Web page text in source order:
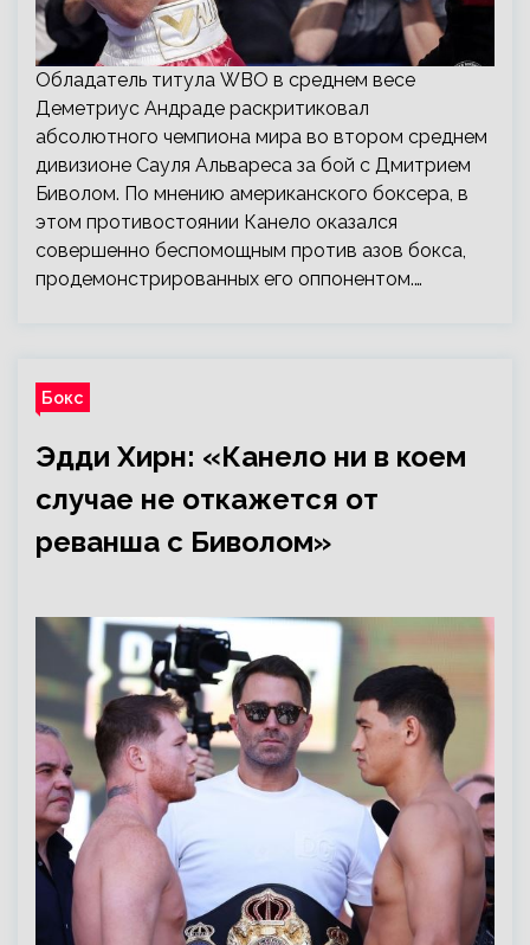
Обладатель титула WBO в среднем весе
Деметриус Андраде раскритиковал
абсолютного чемпиона мира во втором среднем
дивизионе Сауля Альвареса за бой с Дмитрием
Биволом. По мнению американского боксера, в
этом противостоянии Канело оказался
совершенно беспомощным против азов бокса,
продемонстрированных его оппонентом.…
Бокс
Эдди Хирн: «Канело ни в коем
случае не откажется от
реванша с Биволом»